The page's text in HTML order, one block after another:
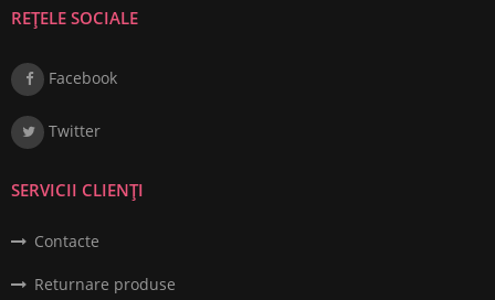
REȚELE SOCIALE
Facebook
Twitter
SERVICII CLIENȚI
Contacte
Returnare produse